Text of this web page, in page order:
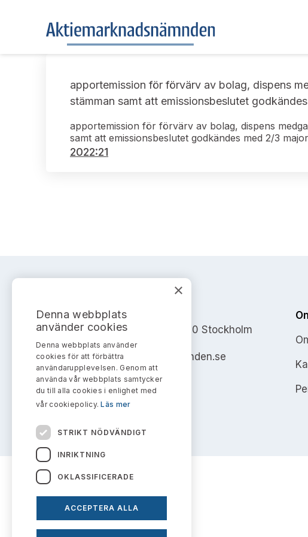
apportemission för förvärv av bolag, dispens
stämman samt att emissionsbeslutet
apportemission för förvärv av bolag, dispens
samt att emissionsbeslutet godkändes med 2/3
2022:21
Address: Box 7354, 103 90 Stockholm
info@aktiemarknadsnamnden.se
×
Denna webbplats
använder cookies
Denna webbplats använder
cookies för att förbättra
användarupplevelsen. Genom att
använda vår webbplats samtycker
du till alla cookies i enlighet med
vår cookiepolicy.Läs mer
STRIKT NÖDVÄNDIGT
INRIKTNING
OKLASSIFICERADE
ACCEPTERA ALLA